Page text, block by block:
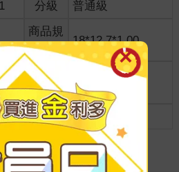
分級 普通級
商品規
格
18*12.7*1.00
適讀年
齡
全齡適讀
級別
/百合 ＞ GL /百合